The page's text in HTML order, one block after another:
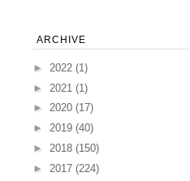
ARCHIVE
► 2022 (1)
► 2021 (1)
► 2020 (17)
► 2019 (40)
► 2018 (150)
► 2017 (224)